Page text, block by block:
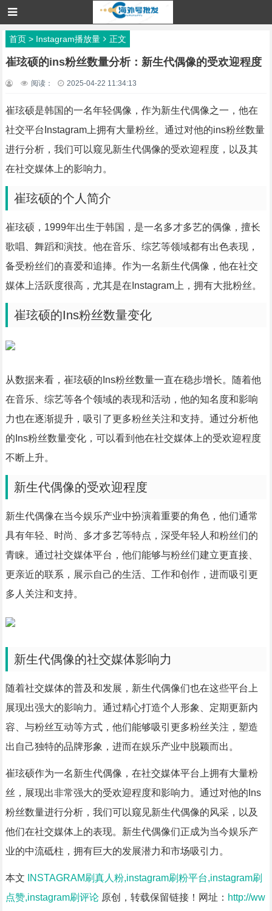
首页> Instagram播放量 正文
崔玹硕的ins粉丝数量分析：新生代偶像的受欢迎程度
阅读： 2025-04-22 11:34:13
崔玹硕是韩国的一名年轻偶像，作为新生代偶像之一，他在
社交平台Instagram上拥有大量粉丝。通过对他的ins粉丝数量
进行分析，我们可以窥见新生代偶像的受欢迎程度，以及其
在社交媒体上的影响力。
崔玹硕的个人简介
崔玹硕，1999年出生于韩国，是一名多才多艺的偶像，擅长
歌唱、舞蹈和演技。他在音乐、综艺等领域都有出色表现，
备受粉丝们的喜爱和追捧。作为一名新生代偶像，他在社交
媒体上活跃度很高，尤其是在Instagram上，拥有大批粉丝。
崔玹硕的Ins粉丝数量变化
从数据来看，崔玹硕的Ins粉丝数量一直在稳步增长。随着他
在音乐、综艺等各个领域的表现和活动，他的知名度和影响
力也在逐渐提升，吸引了更多粉丝关注和支持。通过分析他
的Ins粉丝数量变化，可以看到他在社交媒体上的受欢迎程度
不断上升。
新生代偶像的受欢迎程度
新生代偶像在当今娱乐产业中扮演着重要的角色，他们通常
具有年轻、时尚、多才多艺等特点，深受年轻人和粉丝们的
青睐。通过社交媒体平台，他们能够与粉丝们建立更直接、
更亲近的联系，展示自己的生活、工作和创作，进而吸引更
多人关注和支持。
新生代偶像的社交媒体影响力
随着社交媒体的普及和发展，新生代偶像们也在这些平台上
展现出强大的影响力。通过精心打造个人形象、定期更新内
容、与粉丝互动等方式，他们能够吸引更多粉丝关注，塑造
出自己独特的品牌形象，进而在娱乐产业中脱颖而出。
崔玹硕作为一名新生代偶像，在社交媒体平台上拥有大量粉
丝，展现出非常强大的受欢迎程度和影响力。通过对他的Ins
粉丝数量进行分析，我们可以窥见新生代偶像的风采，以及
他们在社交媒体上的表现。新生代偶像们正成为当今娱乐产
业的中流砥柱，拥有巨大的发展潜力和市场吸引力。
本文
INSTAGRAM刷真人粉,instagram刷粉平台,instagram刷
点赞,instagram刷评论原创，转载保留链接！网址： http://ww